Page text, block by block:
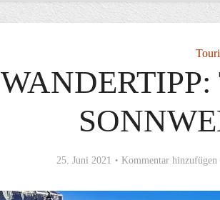
25. Juni 2021 Kommentar hinzufügen